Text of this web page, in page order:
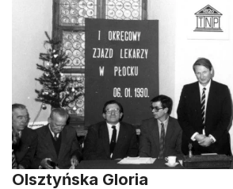
Olsztyńska Gloria